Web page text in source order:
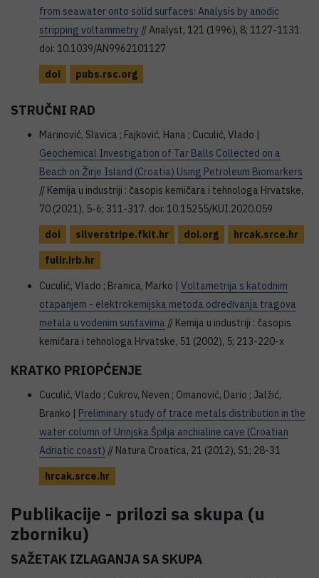
from seawater onto solid surfaces: Analysis by anodic
stripping voltammetry // Analyst, 121 (1996), 8; 1127-1131.
doi: 10.1039/AN9962101127
doi
pubs.rsc.org
STRUČNI RAD
Marinović, Slavica ; Fajković, Hana ; Cuculić, Vlado |
Geochemical Investigation of Tar Balls Collected on a
Beach on Žirje Island (Croatia) Using Petroleum Biomarkers
// Kemija u industriji : časopis kemičara i tehnologa Hrvatske,
70 (2021), 5-6; 311-317. doi: 10.15255/KUI.2020.059
doi
silverstripe.fkit.hr doi.org
hrcak.srce.hr
fulir.irb.hr
Cuculić, Vlado ; Branica, Marko | Voltametrija s katodnim
otapanjem - elektrokemijska metoda određivanja tragova
metala u vodenim sustavima // Kemija u industriji : časopis
kemičara i tehnologa Hrvatske, 51 (2002), 5; 213-220-x
KRATKO PRIOPĆENJE
Cuculić, Vlado ; Cukrov, Neven ; Omanović, Dario ; Jalžić,
Branko | Preliminary study of trace metals distribution in the
water column of Urinjska Špilja anchialine cave (Croatian
Adriatic coast) // Natura Croatica, 21 (2012), S1; 28-31
hrcak.srce.hr
Publikacije - prilozi sa skupa (u
zborniku)
SAŽETAK IZLAGANJA SA SKUPA